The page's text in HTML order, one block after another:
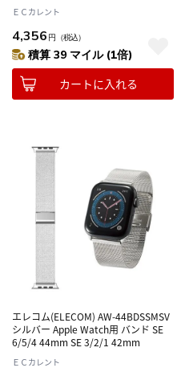
ＥＣカレント
4,356 円 （税込）
積算 39 マイル (1倍)
カートに入れる
エレコム(ELECOM) AW-44BDSSMSV
シルバー Apple Watch用 バンド SE
6/5/4 44mm SE 3/2/1 42mm
ＥＣカレント